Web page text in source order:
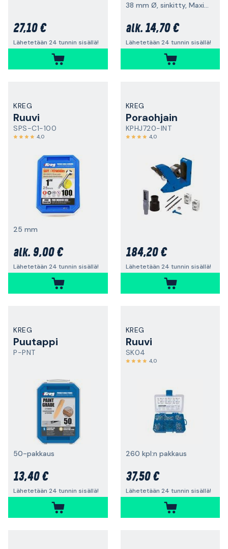
27,10 €
Lähetetään 24 tunnin sisällä!
38 mm Ø, sinkitty, Maxi-Loc
alk. 14,70 €
Lähetetään 24 tunnin sisällä!
KREG
Ruuvi
SPS-C1-100
4,0
25 mm
alk. 9,00 €
Lähetetään 24 tunnin sisällä!
KREG
Poraohjain
KPHJ720-INT
4,0
184,20 €
Lähetetään 24 tunnin sisällä!
KREG
Puutappi
P-PNT
50-pakkaus
13,40 €
Lähetetään 24 tunnin sisällä!
KREG
Ruuvi
SK04
4,0
260 kpl:n pakkaus
37,50 €
Lähetetään 24 tunnin sisällä!